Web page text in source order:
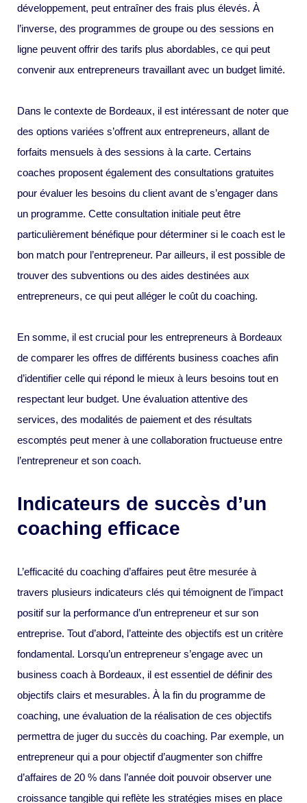
développement, peut entraîner des frais plus élevés. À
l’inverse, des programmes de groupe ou des sessions en
ligne peuvent offrir des tarifs plus abordables, ce qui peut
convenir aux entrepreneurs travaillant avec un budget limité.
Dans le contexte de Bordeaux, il est intéressant de noter que
des options variées s’offrent aux entrepreneurs, allant de
forfaits mensuels à des sessions à la carte. Certains
coaches proposent également des consultations gratuites
pour évaluer les besoins du client avant de s’engager dans
un programme. Cette consultation initiale peut être
particulièrement bénéfique pour déterminer si le coach est le
bon match pour l’entrepreneur. Par ailleurs, il est possible de
trouver des subventions ou des aides destinées aux
entrepreneurs, ce qui peut alléger le coût du coaching.
En somme, il est crucial pour les entrepreneurs à Bordeaux
de comparer les offres de différents business coaches afin
d’identifier celle qui répond le mieux à leurs besoins tout en
respectant leur budget. Une évaluation attentive des
services, des modalités de paiement et des résultats
escomptés peut mener à une collaboration fructueuse entre
l’entrepreneur et son coach.
Indicateurs de succès d’un
coaching efficace
L’efficacité du coaching d’affaires peut être mesurée à
travers plusieurs indicateurs clés qui témoignent de l’impact
positif sur la performance d’un entrepreneur et sur son
entreprise. Tout d’abord, l’atteinte des objectifs est un critère
fondamental. Lorsqu’un entrepreneur s’engage avec un
business coach à Bordeaux, il est essentiel de définir des
objectifs clairs et mesurables. À la fin du programme de
coaching, une évaluation de la réalisation de ces objectifs
permettra de juger du succès du coaching. Par exemple, un
entrepreneur qui a pour objectif d’augmenter son chiffre
d’affaires de 20 % dans l’année doit pouvoir observer une
croissance tangible qui reflète les stratégies mises en place